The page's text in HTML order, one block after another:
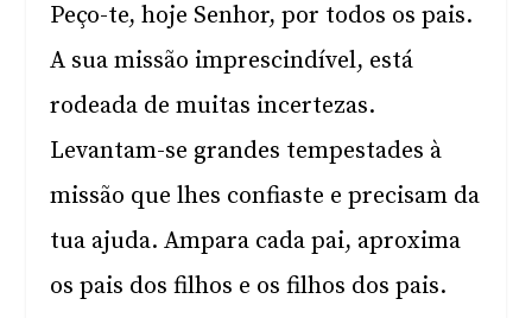
Peço-te, hoje Senhor, por todos os pais.
A sua missão imprescindível, está
rodeada de muitas incertezas.
Levantam-se grandes tempestades à
missão que lhes confiaste e precisam da
tua ajuda. Ampara cada pai, aproxima
os pais dos filhos e os filhos dos pais.